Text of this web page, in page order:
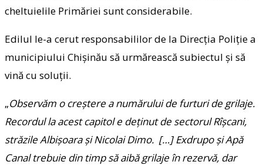
cheltuielile Primăriei sunt considerabile.
Edilul le-a cerut responsabililor de la Direcția Poliție a
municipiului Chișinău să urmărească subiectul și să
vină cu soluții.
„Observăm o creștere a numărului de furturi de grilaje.
Recordul la acest capitol e deținut de sectorul Rîșcani,
străzile Albișoara și Nicolai Dimo. […] Exdrupo și Apă
Canal trebuie din timp să aibă grilaje în rezervă, dar